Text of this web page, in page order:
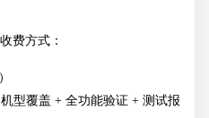
费方式：
型覆盖 + 全功能验证 + 测试报